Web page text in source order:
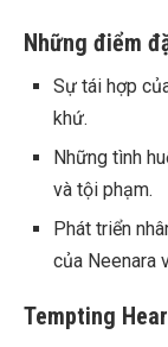
Những điểm
Sự tái hợp
khứ.
Những tình
và tội phạm.
Phát triển
của Neenara
Tempting